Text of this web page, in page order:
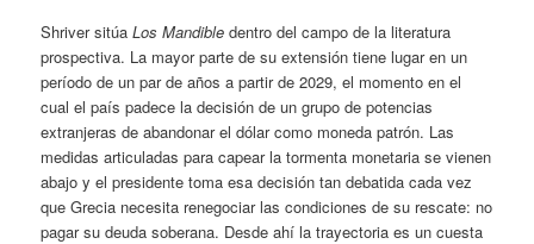
Shriver sitúaLos Mandible dentro del campo de la literatura
prospectiva. La mayor parte de su extensión tiene lugar en un
período de un par de años a partir de 2029, el momento en el
cual el país padece la decisión de un grupo de potencias
extranjeras de abandonar el dólar como moneda patrón. Las
medidas articuladas para capear la tormenta monetaria se vienen
abajo y el presidente toma esa decisión tan debatida cada vez
que Grecia necesita renegociar las condiciones de su rescate: no
pagar su deuda soberana. Desde ahí la trayectoria es un cuesta